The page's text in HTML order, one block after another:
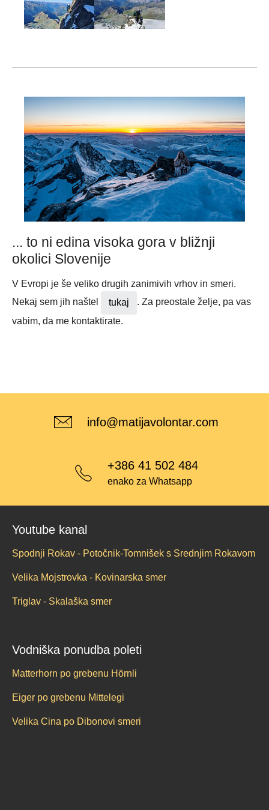
... to ni edina visoka gora v bližnji
okolici Slovenije
V Evropi je še veliko drugih zanimivih vrhov in smeri.
Nekaj sem jih naštel
tukaj
. Za preostale želje, pa vas
vabim, da me kontaktirate.
info@matijavolontar.com
+386 41 502 484
enako za Whatsapp
Youtube kanal
Spodnji Rokav - Potočnik-Tomnišek s Srednjim Rokavom
Velika Mojstrovka - Kovinarska smer
Triglav - Skalaška smer
Vodniška ponudba poleti
Matterhorn po grebenu Hörnli
Eiger po grebenu Mittelegi
Velika Cina po Dibonovi smeri